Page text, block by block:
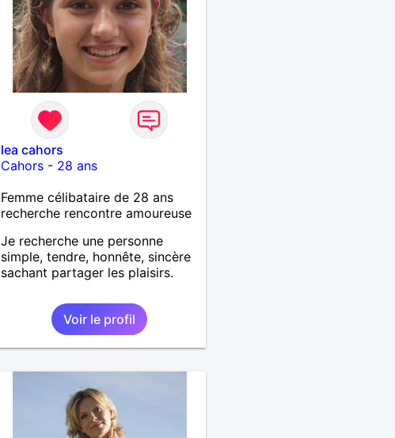
lea cahors
Cahors - 28 ans
Femme célibataire de 28 ans
recherche rencontre amoureuse
Je recherche une personne
simple, tendre, honnête, sincère
sachant partager les plaisirs.
Voir le profil